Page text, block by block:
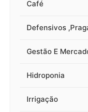
Café
Defensivos
Gestão E
Hidroponia
Irrigação